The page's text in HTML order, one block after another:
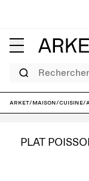
Rechercher
ARKET/Maison/Cuisine/
PLAT